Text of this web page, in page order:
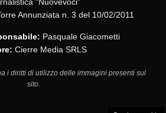
Annunziata n. 3 del 10/02/2011
Pasquale Giacometti
Cierre Media SRLS
i diritti di utilizzo delle immagini presenti sul
sito.